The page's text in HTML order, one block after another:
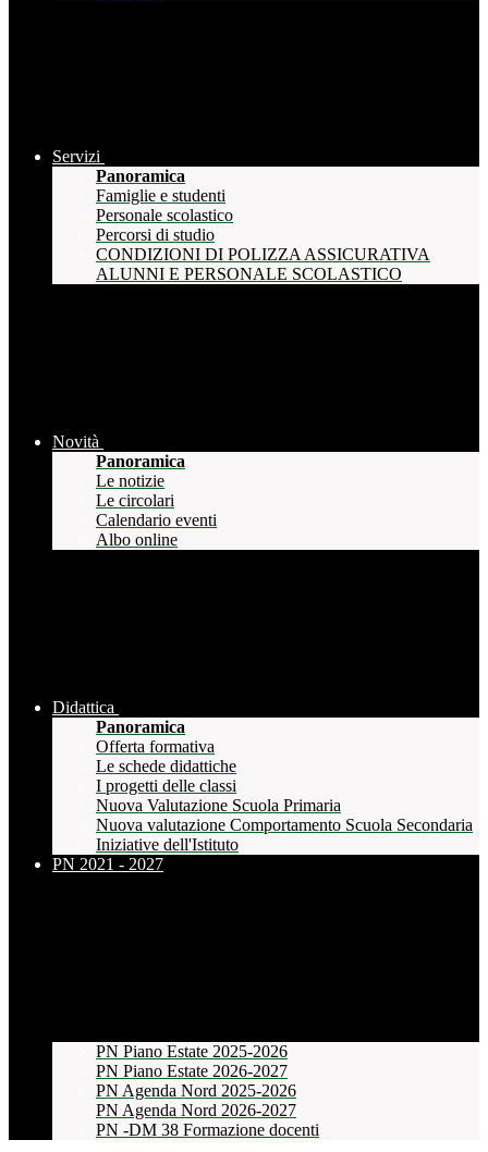
Servizi
Panoramica
Famiglie e studenti
Personale scolastico
Percorsi di studio
CONDIZIONI DI POLIZZA ASSICURATIVA
ALUNNI E PERSONALE SCOLASTICO
Novità
Panoramica
Le notizie
Le circolari
Calendario eventi
Albo online
Didattica
Panoramica
Offerta formativa
Le schede didattiche
I progetti delle classi
Nuova Valutazione Scuola Primaria
Nuova valutazione Comportamento Scuola Secondaria
Iniziative dell'Istituto
PN 2021 - 2027
PN Piano Estate 2025-2026
PN Piano Estate 2026-2027
PN Agenda Nord 2025-2026
PN Agenda Nord 2026-2027
PN -DM 38 Formazione docenti